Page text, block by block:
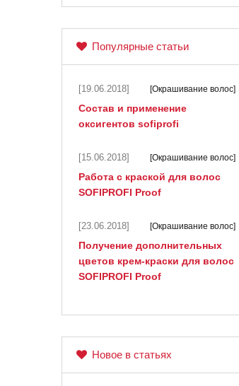
Популярные статьи
[19.06.2018] [Окрашивание волос]
Состав и применение
оксигентов sofiprofi
[15.06.2018] [Окрашивание волос]
Работа с краской для волос
SOFIPROFI Proof
[23.06.2018] [Окрашивание волос]
Получение дополнительных
цветов крем-краски для волос
SOFIPROFI Proof
Новое в статьях